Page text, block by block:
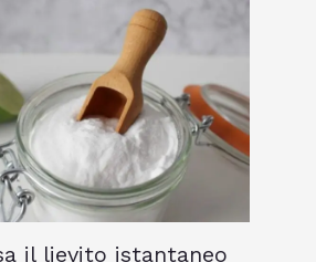
il lievito istantaneo